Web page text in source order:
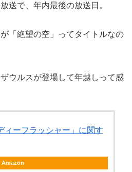
送で、年内最後の放送日。
「絶望の空」ってタイトルなの
ウルスが登場して年越しって感
ィーフラッシャー」に関す
Amazon